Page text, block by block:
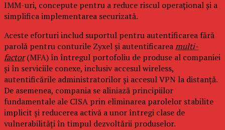
IMM-uri, concepute pentru a reduce riscul operațional și a
simplifica implementarea securizată.
Aceste eforturi includ suportul pentru autentificarea fără
parolă pentru conturile Zyxel și autentificareamulti-
factor(MFA) în întregul portofoliu de produse al companiei
și în serviciile conexe, inclusiv accesul wireless,
autentificările administratorilor și accesul VPN la distanță.
De asemenea, compania se aliniază principiilor
fundamentale ale CISA prin eliminarea parolelor stabilite
implicit și reducerea activă a unor întregi clase de
vulnerabilități în timpul dezvoltării produselor.